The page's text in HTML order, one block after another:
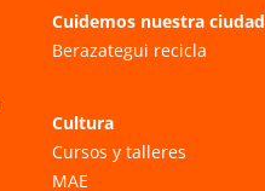
Cuidemos nuestra ciudad
Berazategui recicla
Cultura
Cursos y talleres
MAE